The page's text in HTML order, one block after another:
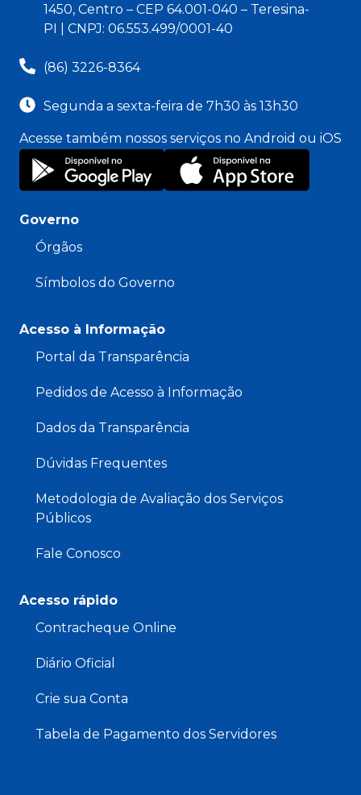
1450, Centro – CEP 64.001-040 – Teresina-
PI | CNPJ: 06.553.499/0001-40
(86) 3226-8364
Segunda a sexta-feira de 7h30 às 13h30
Acesse também nossos serviços no Android ou iOS
Governo
Órgãos
Símbolos do Governo
Acesso à Informação
Portal da Transparência
Pedidos de Acesso à Informação
Dados da Transparência
Dúvidas Frequentes
Metodologia de Avaliação dos Serviços
Públicos
Fale Conosco
Acesso rápido
Contracheque Online
Diário Oficial
Crie sua Conta
Tabela de Pagamento dos Servidores